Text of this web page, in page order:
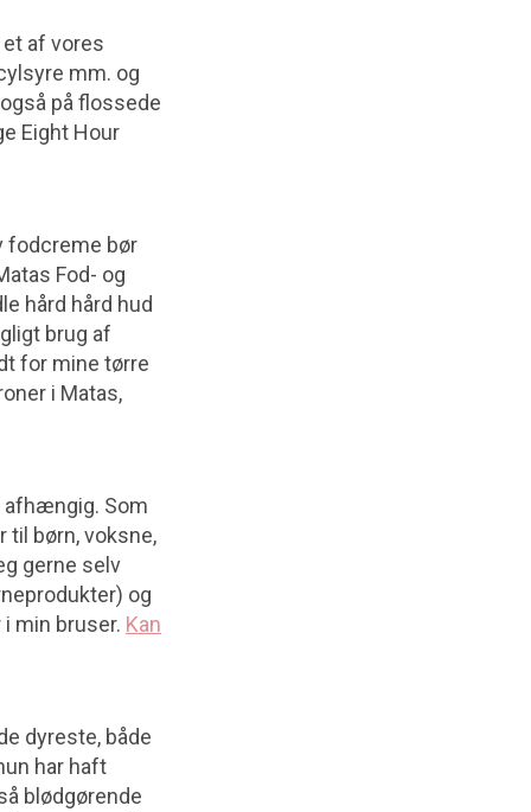
af vores
mm. og
på flossede
Eight Hour
fodcreme bør
Fod- og
hård hård hud
brug af
for mine tørre
i Matas,
afhængig. Som
til børn, voksne,
gerne selv
og
min bruser. Kan
dyreste, både
har haft
blødgørende